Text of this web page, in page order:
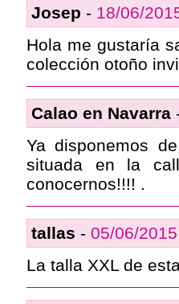
Josep - 18/06/
Hola me gustaría
colección otoño
Calao en Navarra
Ya disponemos
situada en la
conocernos!!!! .
tallas - 05/06/2015
La talla XXL de